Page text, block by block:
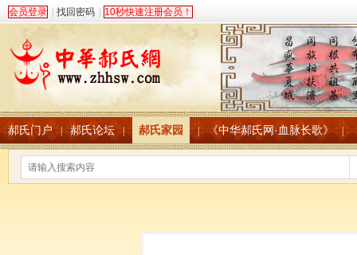
会员登录 找回密码 10秒快速注册会员！
郝氏门户 | 郝氏论坛 | 郝氏家园 《中华郝氏网·血脉长歌》